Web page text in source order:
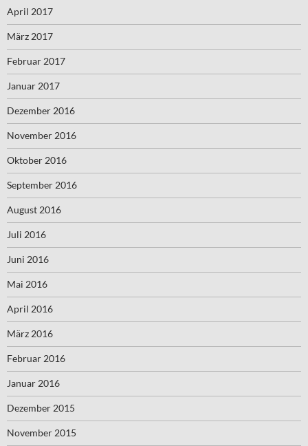
April 2017
März 2017
Februar 2017
Januar 2017
Dezember 2016
November 2016
Oktober 2016
September 2016
August 2016
Juli 2016
Juni 2016
Mai 2016
April 2016
März 2016
Februar 2016
Januar 2016
Dezember 2015
November 2015